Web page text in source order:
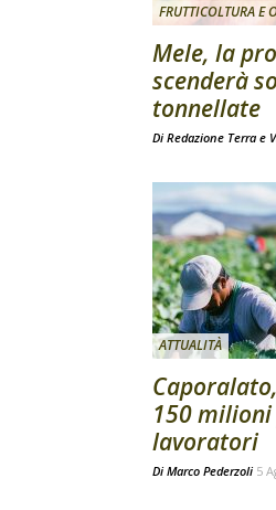
FRUTTICOLTURA E
Mele, la
scenderà
tonnellate
Di Redazione Terra e
ATTUALITÀ
150
lavoratori
Di Marco Pederzoli 5